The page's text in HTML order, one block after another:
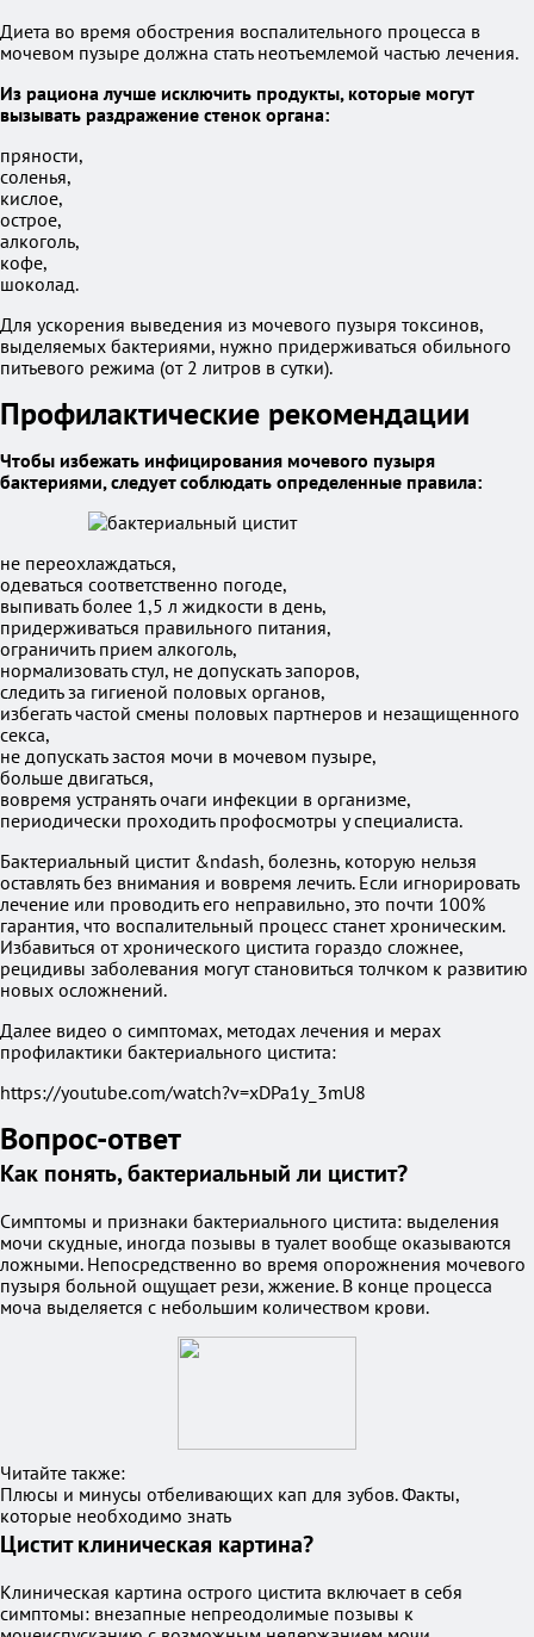
Диета во время обострения воспалительного процесса в
мочевом пузыре должна стать неотъемлемой частью лечения.
Из рациона лучше исключить продукты, которые могут
вызывать раздражение стенок органа:
пряности,
соленья,
кислое,
острое,
алкоголь,
кофе,
шоколад.
Для ускорения выведения из мочевого пузыря токсинов,
выделяемых бактериями, нужно придерживаться обильного
питьевого режима (от 2 литров в сутки).
Профилактические рекомендации
Чтобы избежать инфицирования мочевого пузыря
бактериями, следует соблюдать определенные правила:
не переохлаждаться,
одеваться соответственно погоде,
выпивать более 1,5 л жидкости в день,
придерживаться правильного питания,
ограничить прием алкоголь,
нормализовать стул, не допускать запоров,
следить за гигиеной половых органов,
избегать частой смены половых партнеров и незащищенного
секса,
не допускать застоя мочи в мочевом пузыре,
больше двигаться,
вовремя устранять очаги инфекции в организме,
периодически проходить профосмотры у специалиста.
Бактериальный цистит &ndash, болезнь, которую нельзя
оставлять без внимания и вовремя лечить. Если игнорировать
лечение или проводить его неправильно, это почти 100%
гарантия, что воспалительный процесс станет хроническим.
Избавиться от хронического цистита гораздо сложнее,
рецидивы заболевания могут становиться толчком к развитию
новых осложнений.
Далее видео о симптомах, методах лечения и мерах
профилактики бактериального цистита:
https://youtube.com/watch?v=xDPa1y_3mU8
Вопрос-ответ
Как понять, бактериальный ли цистит?
Симптомы и признаки бактериального цистита: выделения
мочи скудные, иногда позывы в туалет вообще оказываются
ложными. Непосредственно во время опорожнения мочевого
пузыря больной ощущает рези, жжение. В конце процесса
моча выделяется с небольшим количеством крови.
Читайте также:
Плюсы и минусы отбеливающих кап для зубов. Факты,
которые необходимо знать
Цистит клиническая картина?
Клиническая картина острого цистита включает в себя
симптомы: внезапные непреодолимые позывы к